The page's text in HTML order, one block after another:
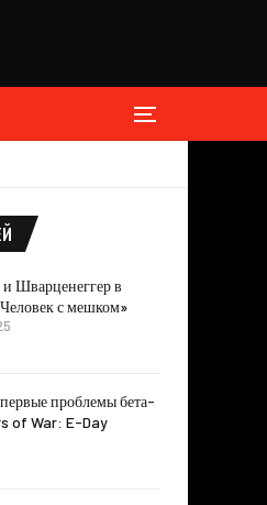
Шварценеггер в
с мешком»
проблемы бета-
of War: E-Day